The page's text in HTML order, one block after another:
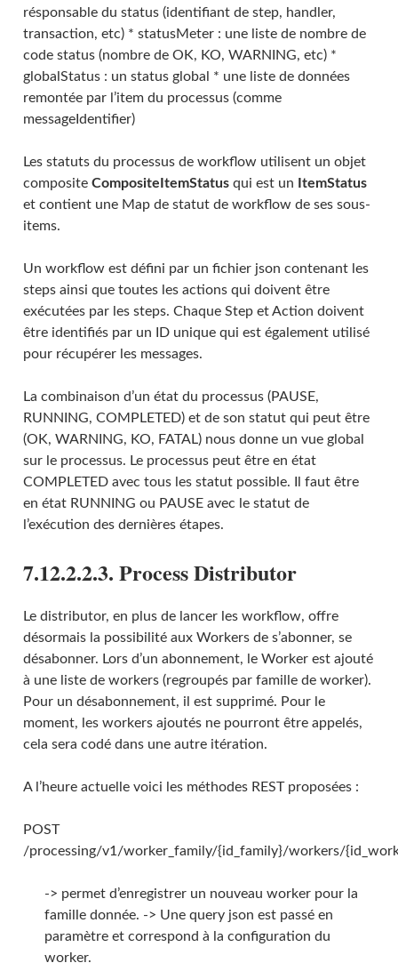
résponsable du status (identifiant de step, handler,
transaction, etc) * statusMeter : une liste de nombre de
code status (nombre de OK, KO, WARNING, etc) *
globalStatus : un status global * une liste de données
remontée par l’item du processus (comme
messageIdentifier)
Les statuts du processus de workflow utilisent un objet
composite CompositeItemStatusqui est un
ItemStatus
et contient une Map de statut de workflow de ses sous-
items.
Un workflow est défini par un fichier json contenant les
steps ainsi que toutes les actions qui doivent être
exécutées par les steps. Chaque Step et Action doivent
être identifiés par un ID unique qui est également utilisé
pour récupérer les messages.
La combinaison d’un état du processus (PAUSE,
RUNNING, COMPLETED) et de son statut qui peut être
(OK, WARNING, KO, FATAL) nous donne un vue global
sur le processus. Le processus peut être en état
COMPLETED avec tous les statut possible. Il faut être
en état RUNNING ou PAUSE avec le statut de
l’exécution des dernières étapes.
7.12.2.2.3. Process Distributor
Le distributor, en plus de lancer les workflow, offre
désormais la possibilité aux Workers de s’abonner, se
désabonner. Lors d’un abonnement, le Worker est ajouté
à une liste de workers (regroupés par famille de worker).
Pour un désabonnement, il est supprimé. Pour le
moment, les workers ajoutés ne pourront être appelés,
cela sera codé dans une autre itération.
A l’heure actuelle voici les méthodes REST proposées :
POST
/processing/v1/worker_family/{id_family}/workers/
-> permet d’enregistrer un nouveau worker pour la
famille donnée. -> Une query json est passé en
paramètre et correspond à la configuration du
worker.